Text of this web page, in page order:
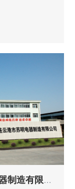
识图报价设
2019年首次
地，加速布
张对内部运
签约快报25.12.3|连云港市苏明电器制造有限公司续约利驰D-Hub识图报价设计三件套!